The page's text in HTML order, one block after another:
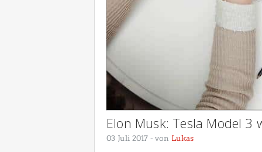
Elon Musk: Tesla Model 3
03 Juli 2017 - von Lukas